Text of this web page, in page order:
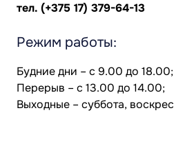
тел. (+375 17) 379-64-13
Режим работы:
Будние дни – с 9.00 до 18.00;
Перерыв – с 13.00 до 14.00;
Выходные – суббота,